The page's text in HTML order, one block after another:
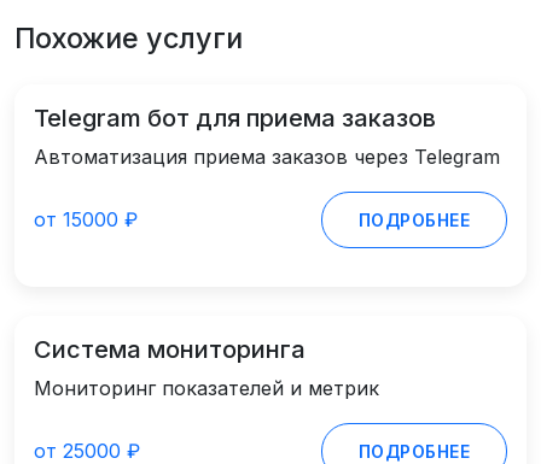
Похожие услуги
Telegram бот для приема заказов
Автоматизация приема заказов через Telegram
от 15000 ₽ ПОДРОБНЕЕ
Система мониторинга
Мониторинг показателей и метрик
от 25000 ₽ ПОДРОБНЕЕ